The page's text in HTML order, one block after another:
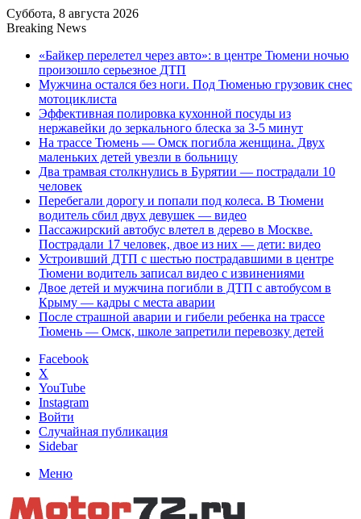
Суббота, 8 августа 2026
Breaking News
«Байкер перелетел через авто»: в центре Тюмени ночью
произошло серьезное ДТП
Мужчина остался без ноги. Под Тюменью грузовик снес
мотоциклиста
Эффективная полировка кухонной посуды из
нержавейки до зеркального блеска за 3-5 минут
На трассе Тюмень — Омск погибла женщина. Двух
маленьких детей увезли в больницу
Два трамвая столкнулись в Бурятии — пострадали 10
человек
Перебегали дорогу и попали под колеса. В Тюмени
водитель сбил двух девушек — видео
Пассажирский автобус влетел в дерево в Москве.
Пострадали 17 человек, двое из них — дети: видео
Устроивший ДТП с шестью пострадавшими в центре
Тюмени водитель записал видео с извинениями
Двое детей и мужчина погибли в ДТП с автобусом в
Крыму — кадры с места аварии
После страшной аварии и гибели ребенка на трассе
Тюмень — Омск, школе запретили перевозку детей
Facebook
X
YouTube
Instagram
Войти
Случайная публикация
Sidebar
Меню